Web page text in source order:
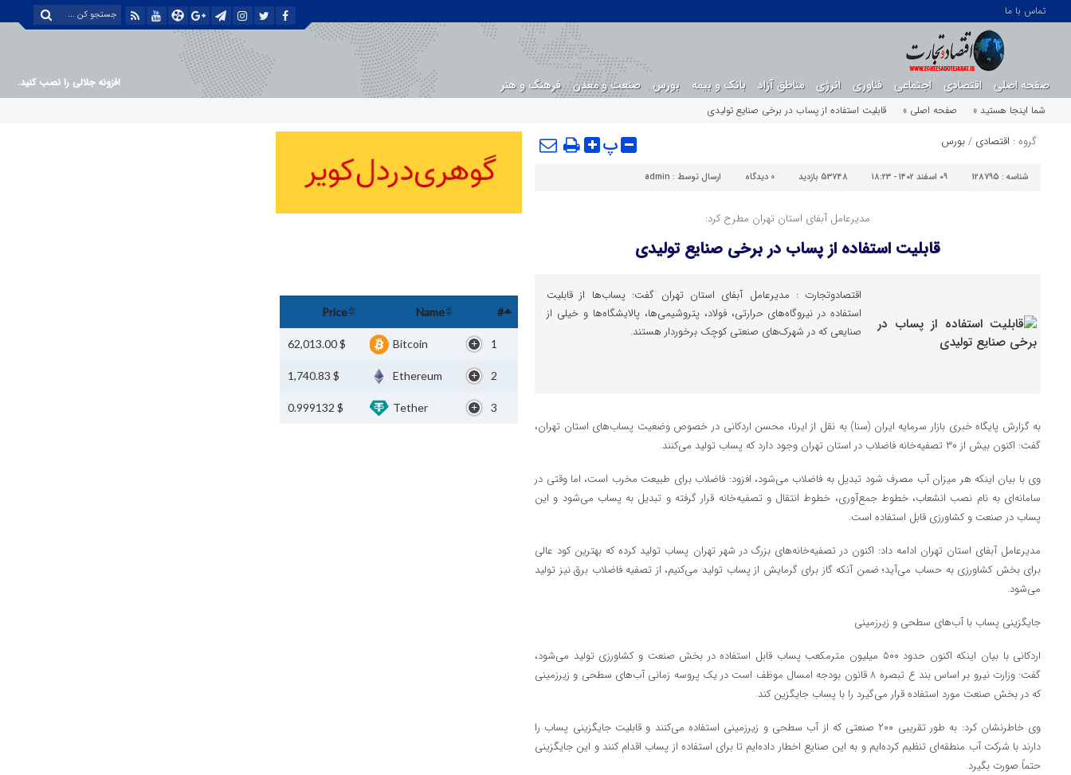
تماس با ما
صفحه اصلی اقتصادی اجتماعی فناوری انرژی مناطق آزاد بانک و بیمه بورس صنعت و معدن فرهنگ و هنر
افزونه جلالی را نصب کنید.
شما اینجا هستید »
صفحه اصلی » قابلیت استفاده از پساب در برخی صنایع تولیدی
گروه : اقتصادی /بورس پ
شناسه : 128795 ۰۹ اسفند ۱۴۰۲ - ۱۸:۲۳ 53748 بازدید 0 دیدگاه ارسال توسط : admin
مدیرعامل آبفای استان تهران مطرح کرد:
قابلیت استفاده از پساب در برخی صنایع تولیدی
اقتصادوتجارت : مدیرعامل آبفای استان تهران گفت: پساب‌ها از قابلیت
استفاده در نیروگاه‌های حرارتی، فولاد، پتروشیمی‌ها، پالایشگاه‌ها و خیلی از
صنایعی که در شهرک‌های صنعتی کوچک برخوردار هستند.
به گزارش پایگاه خبری بازار سرمایه ایران (سنا) به نقل از ایرنا، محسن اردکانی در خصوص وضعیت پساب‌های استان تهران،
گفت: اکنون بیش از ۳۰ تصفیه‌خانه فاضلاب در استان تهران وجود دارد که پساب تولید می‌کنند.
وی با بیان اینکه هر میزان آب مصرف شود تبدیل به فاضلاب می‌شود، افزود: فاضلاب برای طبیعت مخرب است، اما وقتی در
سامانه‌ای به نام نصب انشعاب، خطوط جمع‌آوری، خطوط انتقال و تصفیه‌خانه قرار گرفته و تبدیل به پساب می‌شود و این
پساب در صنعت و کشاورزی قابل استفاده است.
مدیرعامل آبفای استان تهران ادامه داد: اکنون در تصفیه‌خانه‌های بزرگ در شهر تهران پساب تولید کرده که بهترین کود عالی
برای بخش کشاورزی به حساب می‌آید؛ ضمن آنکه گاز برای گرمایش از پساب تولید می‌کنیم، از تصفیه فاضلاب برق نیز تولید
می‌شود.
جایگزینی پساب با آب‌های سطحی و زیرزمینی
اردکانی با بیان اینکه اکنون حدود ۵۰۰ میلیون مترمکعب پساب قابل استفاده در بخش صنعت و کشاورزی تولید می‌شود،
گفت: وزارت نیرو بر اساس بند ع تبصره ۸ قانون بودجه امسال موظف است در یک پروسه زمانی آب‌های سطحی و زیرزمینی
که در بخش صنعت مورد استفاده قرار می‌گیرد را با پساب جایگزین کند.
وی خاطرنشان کرد: به طور تقریبی ۲۰۰ صنعتی که از آب سطحی و زیرزمینی استفاده می‌کنند و قابلیت جایگزینی پساب را
دارند با شرکت آب منطقه‌ای تنظیم کرده‌ایم و به این صنایع اخطار داده‌ایم تا برای استفاده از پساب اقدام کنند و این جایگزینی
حتماً صورت بگیرد.
#
Name
Price
1
Bitcoin
$ 62,013.00
2
Ethereum
$ 1,740.83
3
Tether
$ 0.999132